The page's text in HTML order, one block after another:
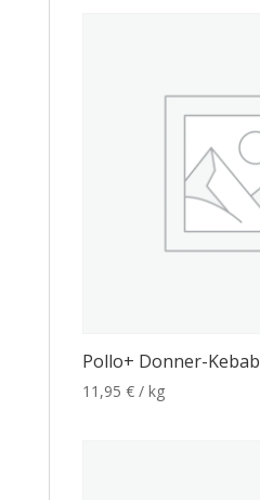
Pollo+ Donner-Kebab
11,95 € / kg